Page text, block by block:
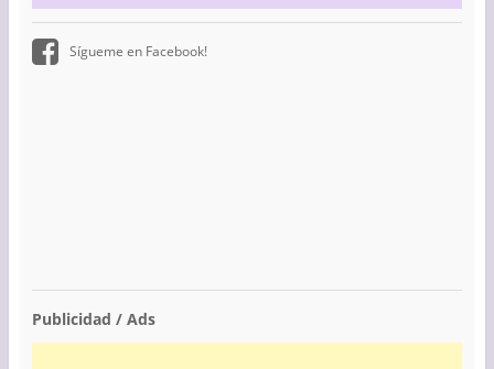
Sígueme en Facebook!
Publicidad / Ads